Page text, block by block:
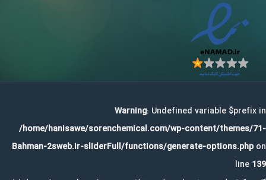
Warning: Undefined variable $prefix in
/home/hanisawe/sorenchemical.com/wp-content/themes/71-
Bahman-2sweb.ir-sliderFull/functions/generate-options.phpon
line 139